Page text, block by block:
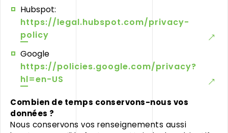
Hubspot:
https://legal.hubspot.com/privacy-
policy
Google
https://policies.google.com/privacy?
hl=en-US
Combien de temps conservons-nous vos
données ?
Nous conservons vos renseignements aussi